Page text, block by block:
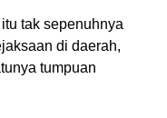
tak sepenuhnya
di daerah,
tumpuan